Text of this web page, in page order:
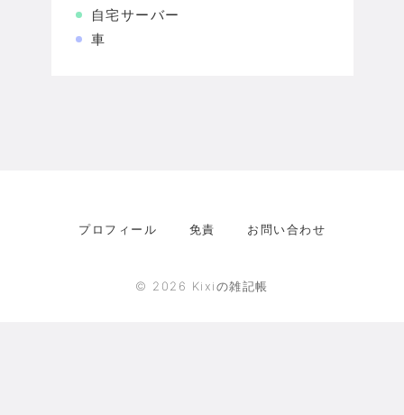
自宅サーバー
車
プロフィール 免責 お問い合わせ
© 2026 Kixiの雑記帳